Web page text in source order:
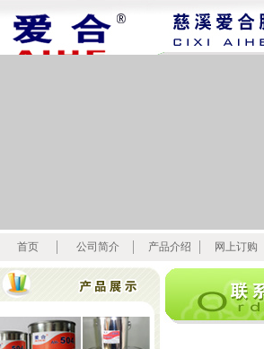
首页 公司简介 产品介绍 网上订购